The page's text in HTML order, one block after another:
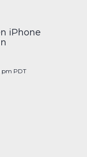
iPhone
pm PDT